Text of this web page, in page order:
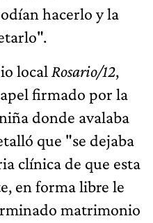
hacerlo y la
local Rosario/12,
firmado por la
donde avalaba
que "se dejaba
clínica de que esta
en forma libre le
matrimonio